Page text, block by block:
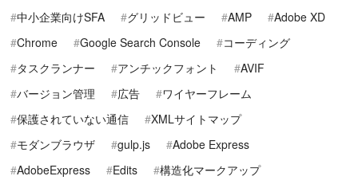
中小企業向けSFA
グリッドビュー AMP
Adobe XD
Chrome
Google Search Console
コーディング
タスクランナー
アンチックフォント
AVIF
バージョン管理
広告
ワイヤーフレーム
保護されていない通信
XMLサイトマップ
モダンブラウザ
gulp.js
Adobe Express
AdobeExpress
Edits
構造化マークアップ